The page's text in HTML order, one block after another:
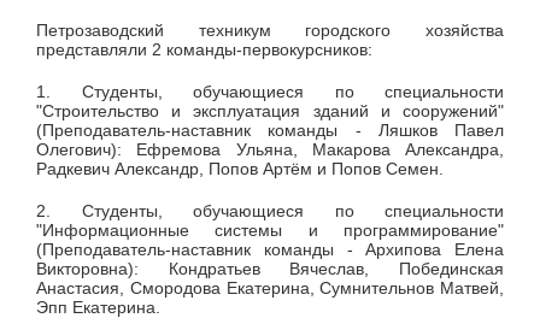
Петрозаводский техникум городского хозяйства
представляли 2 команды-первокурсников:
1. Студенты, обучающиеся по специальности
"Строительство и эксплуатация зданий и сооружений"
(Преподаватель-наставник команды - Ляшков Павел
Олегович): Ефремова Ульяна, Макарова Александра,
Радкевич Александр, Попов Артём и Попов Семен.
2. Студенты, обучающиеся по специальности
"Информационные системы и программирование"
(Преподаватель-наставник команды - Архипова Елена
Викторовна): Кондратьев Вячеслав, Побединская
Анастасия, Смородова Екатерина, Сумнительнов Матвей,
Эпп Екатерина.